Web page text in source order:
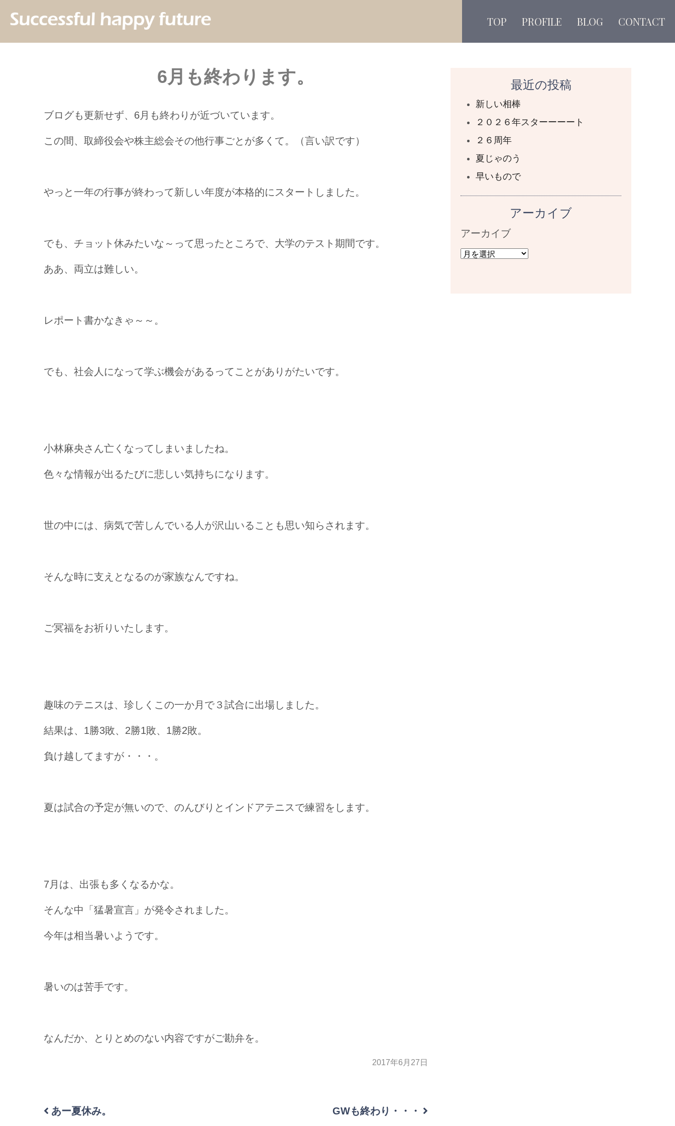
TOP PROFILE BLOG CONTACT
6月も終わります。
ブログも更新せず、6月も終わりが近づいています。
この間、取締役会や株主総会その他行事ごとが多くて。（言い訳です）
やっと一年の行事が終わって新しい年度が本格的にスタートしました。
でも、チョット休みたいな～って思ったところで、大学のテスト期間です。
ああ、両立は難しい。
レポート書かなきゃ～～。
でも、社会人になって学ぶ機会があるってことがありがたいです。
小林麻央さん亡くなってしまいましたね。
色々な情報が出るたびに悲しい気持ちになります。
世の中には、病気で苦しんでいる人が沢山いることも思い知らされます。
そんな時に支えとなるのが家族なんですね。
ご冥福をお祈りいたします。
趣味のテニスは、珍しくこの一か月で３試合に出場しました。
結果は、1勝3敗、2勝1敗、1勝2敗。
負け越してますが・・・。
夏は試合の予定が無いので、のんびりとインドアテニスで練習をします。
7月は、出張も多くなるかな。
そんな中「猛暑宣言」が発令されました。
今年は相当暑いようです。
暑いのは苦手です。
なんだか、とりとめのない内容ですがご勘弁を。
2017年6月27日
あー夏休み。 GWも終わり・・・
最近の投稿
新しい相棒
２０２６年スターーーート
２６周年
夏じゃのう
早いもので
アーカイブ
アーカイブ